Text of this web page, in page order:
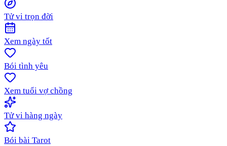
Tử vi trọn đời
Xem ngày tốt
Bói tình yêu
Xem tuổi vợ chồng
Tử vi hàng ngày
Bói bài Tarot